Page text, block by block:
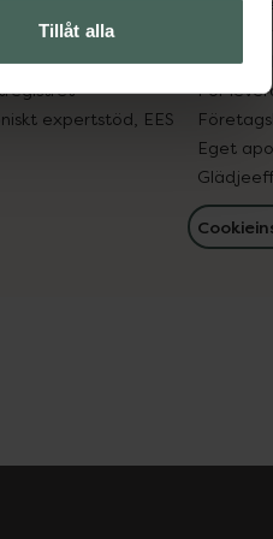
Tillåt alla
in gammal medicin
läkemedel
expertstöd, EES
Ägare
För
Eget